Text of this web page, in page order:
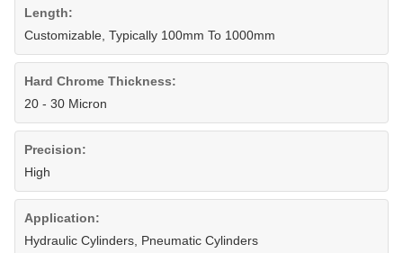
Length:
Customizable, Typically 100mm To 1000mm
Hard Chrome Thickness:
20 - 30 Micron
Precision:
High
Application:
Hydraulic Cylinders, Pneumatic Cylinders